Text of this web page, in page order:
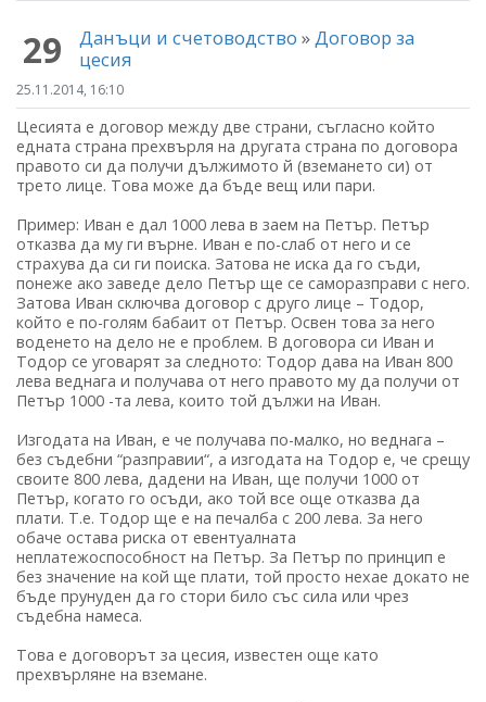
29 Данъци и счетоводство »Договор за
цесия
25.11.2014, 16:10
Цесията е договор между две страни, съгласно който
едната страна прехвърля на другата страна по договора
правото си да получи дължимото й (вземането си) от
трето лице. Това може да бъде вещ или пари.
Пример: Иван е дал 1000 лева в заем на Петър. Петър
отказва да му ги върне. Иван е по-слаб от него и се
страхува да си ги поиска. Затова не иска да го съди,
понеже ако заведе дело Петър ще се саморазправи с него.
Затова Иван сключва договор с друго лице – Тодор,
който е по-голям бабаит от Петър. Освен това за него
воденето на дело не е проблем. В договора си Иван и
Тодор се уговарят за следното: Тодор дава на Иван 800
лева веднага и получава от него правото му да получи от
Петър 1000 -тa лева, които той дължи на Иван.
Изгодата на Иван, е че получава по-малко, но веднага –
без съдебни “разправии“, а изгодата на Тодор е, че срещу
своите 800 лева, дадени на Иван, ще получи 1000 от
Петър, когато го осъди, ако той все още отказва да
плати. Т.е. Тодор ще е на печалба с 200 лева. За него
обаче остава риска от евентуалната
неплатежоспособност на Петър. За Петър по принцип е
без значение на кой ще плати, той просто нехае докато не
бъде прунуден да го стори било със сила или чрез
съдебна намеса.
Това е договорът за цесия, известен още като
прехвърляне на вземане.